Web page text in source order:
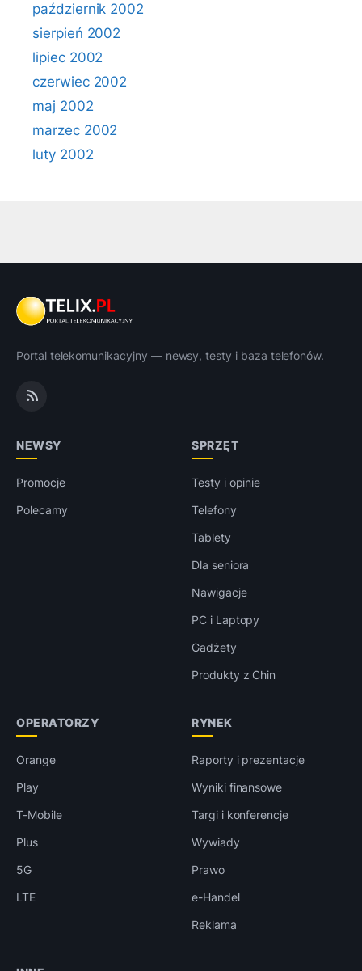
październik 2002
sierpień 2002
lipiec 2002
czerwiec 2002
maj 2002
marzec 2002
luty 2002
Portal telekomunikacyjny — newsy, testy i baza telefonów.
NEWSY
Promocje
Polecamy
SPRZĘT
Testy i opinie
Telefony
Tablety
Dla seniora
Nawigacje
PC i Laptopy
Gadżety
Produkty z Chin
OPERATORZY
Orange
Play
T-Mobile
Plus
5G
LTE
RYNEK
Raporty i prezentacje
Wyniki finansowe
Targi i konferencje
Wywiady
Prawo
e-Handel
Reklama